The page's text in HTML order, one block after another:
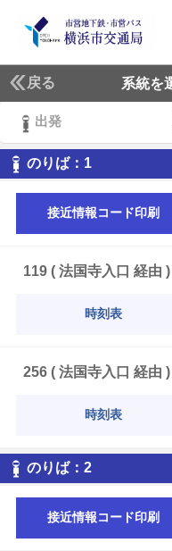
戻る 系統を
出発
のりば： 1
接近情報コード印刷
119 ( 法国寺入口 経由
時刻表
256 ( 法国寺入口 経由
時刻表
のりば： 2
接近情報コード印刷